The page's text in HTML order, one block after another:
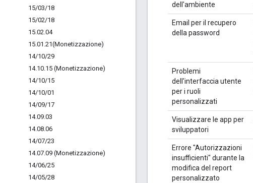
15/03/18
15/02/18
15.02.04
15.01 .21(Monetizzazione)
14/10/29
14.10.15 (Monetizzazione)
14/10/15
14/10/01
14/09/17
14.09.03
14.08.06
14/07/23
14.07.09 (Monetizzazione)
14/06/25
14/05/28
dell'ambiente
Email per il recupero
della password
Problemi
dell'interfaccia utente
per i ruoli
personalizzati
Visualizzare le app per
sviluppatori
Errore "Autorizzazioni
insufficienti" durante la
modifica del report
personalizzato